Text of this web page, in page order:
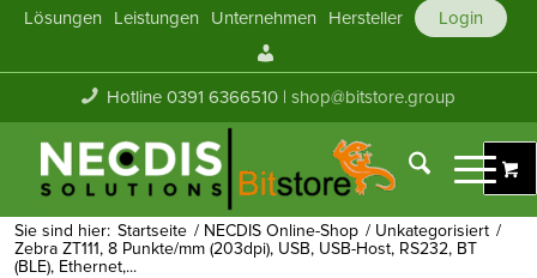
Lösungen Leistungen Unternehmen Hersteller
Login
Konto
Hotline 0391 6366510 |shop@bitstore.group
Sie sind hier: Startseite / NECDIS Online-Shop / Unkategorisiert /
Zebra ZT111, 8 Punkte/mm (203dpi), USB, USB-Host, RS232, BT
(BLE), Ethernet,...